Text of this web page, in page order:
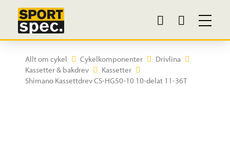
Allt om cykel Cykelkomponenter
Drivlina
Kassetter & bakdrev
Kassetter
Shimano Kassettdrev CS-HG50-10 10-delat 11-36T